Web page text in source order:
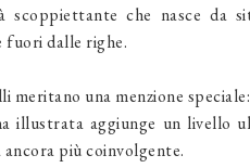
scoppiettante che nasce da
dalle righe.
meritano una menzione
illustrata aggiunge un livello
più coinvolgente.